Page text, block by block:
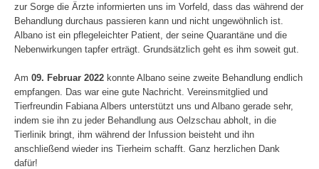
zur Sorge die Ärzte informierten uns im Vorfeld, dass das während der
Behandlung durchaus passieren kann und nicht ungewöhnlich ist.
Albano ist ein pflegeleichter Patient, der seine Quarantäne und die
Nebenwirkungen tapfer erträgt. Grundsätzlich geht es ihm soweit gut.
Am 09. Februar 2022konnte Albano seine zweite Behandlung endlich
empfangen. Das war eine gute Nachricht. Vereinsmitglied und
Tierfreundin Fabiana Albers unterstützt uns und Albano gerade sehr,
indem sie ihn zu jeder Behandlung aus Oelzschau abholt, in die
Tierlinik bringt, ihm während der Infussion beisteht und ihn
anschließend wieder ins Tierheim schafft. Ganz herzlichen Dank
dafür!